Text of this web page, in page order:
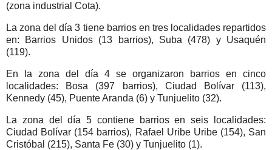
(zona industrial Cota).
La zona del día 3 tiene barrios en tres localidades repartidos
en: Barrios Unidos (13 barrios), Suba (478) y Usaquén
(119).
En la zona del día 4 se organizaron barrios en cinco
localidades: Bosa (397 barrios), Ciudad Bolívar (113),
Kennedy (45), Puente Aranda (6) y Tunjuelito (32).
La zona del día 5 contiene barrios en seis localidades:
Ciudad Bolívar (154 barrios), Rafael Uribe Uribe (154), San
Cristóbal (215), Santa Fe (30) y Tunjuelito (1).